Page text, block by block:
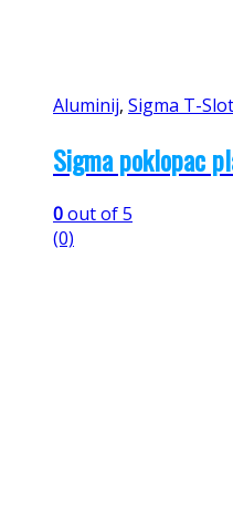
Aluminij, Sigma T-Slot
Sigma poklopac
0out of 5
(0)